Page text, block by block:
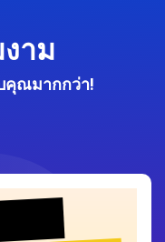
าม
คุณมากกว่า!